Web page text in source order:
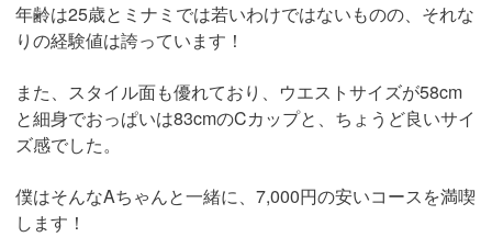
年齢は25歳とミナミでは若いわけではないものの、それな
りの経験値は誇っています！
また、スタイル面も優れており、ウエストサイズが58cm
と細身でおっぱいは83cmのCカップと、ちょうど良いサイ
ズ感でした。
僕はそんなAちゃんと一緒に、7,000円の安いコースを満喫
します！